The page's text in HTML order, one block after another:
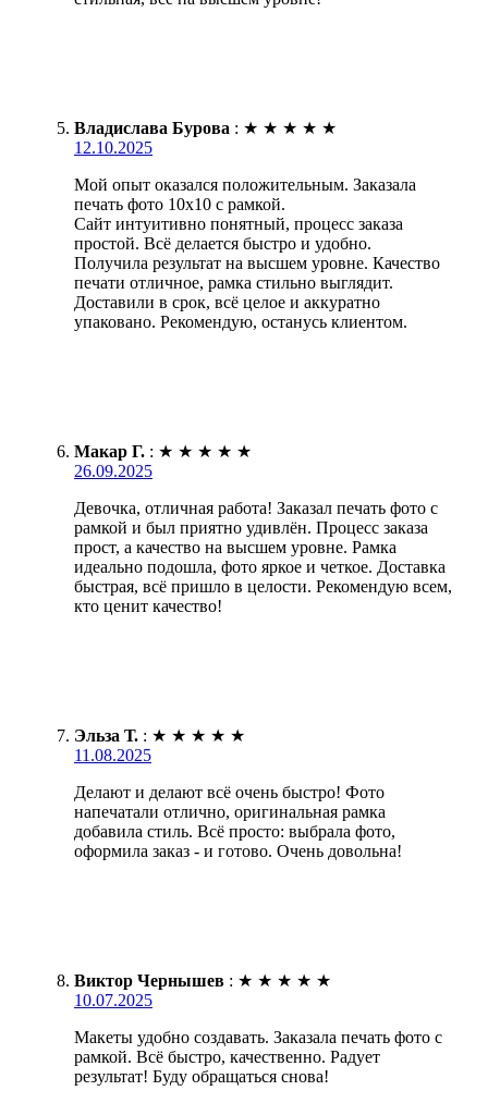
Владислава Бурова : ★ ★ ★ ★ ★
12.10.2025
Мой опыт оказался положительным. Заказала
печать фото 10х10 с рамкой.
Сайт интуитивно понятный, процесс заказа
простой. Всё делается быстро и удобно.
Получила результат на высшем уровне. Качество
печати отличное, рамка стильно выглядит.
Доставили в срок, всё целое и аккуратно
упаковано. Рекомендую, останусь клиентом.
Макар Г. : ★ ★ ★ ★ ★
26.09.2025
Девочка, отличная работа! Заказал печать фото с
рамкой и был приятно удивлён. Процесс заказа
прост, а качество на высшем уровне. Рамка
идеально подошла, фото яркое и четкое. Доставка
быстрая, всё пришло в целости. Рекомендую всем,
кто ценит качество!
Эльза Т. : ★ ★ ★ ★ ★
11.08.2025
Делают и делают всё очень быстро! Фото
напечатали отлично, оригинальная рамка
добавила стиль. Всё просто: выбрала фото,
оформила заказ - и готово. Очень довольна!
Виктор Чернышев : ★ ★ ★ ★ ★
10.07.2025
Макеты удобно создавать. Заказала печать фото с
рамкой. Всё быстро, качественно. Радует
результат! Буду обращаться снова!